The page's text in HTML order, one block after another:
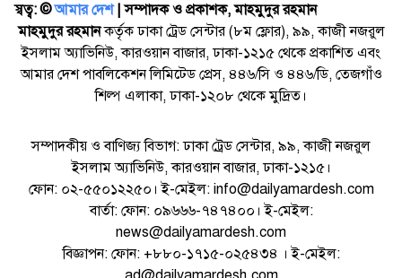
স্বত্ব: ©️আমার দেশ| সম্পাদক ও প্রকাশক, মাহমুদুর রহমান
মাহমুদুর রহমানকর্তৃক ঢাকা ট্রেড সেন্টার (৮ম ফ্লোর), ৯৯, কাজী নজরুল
ইসলাম অ্যাভিনিউ, কারওয়ান বাজার, ঢাকা-১২১৫ থেকে প্রকাশিত এবং
আমার দেশ পাবলিকেশন লিমিটেড প্রেস, ৪৪৬/সি ও ৪৪৬/ডি, তেজগাঁও
শিল্প এলাকা, ঢাকা-১২০৮ থেকে মুদ্রিত।
সম্পাদকীয় ও বাণিজ্য বিভাগ: ঢাকা ট্রেড সেন্টার, ৯৯, কাজী নজরুল
ইসলাম অ্যাভিনিউ, কারওয়ান বাজার, ঢাকা-১২১৫।
ফোন: ০২-৫৫০১২২৫০। ই-মেইল: info@dailyamardesh.com
বার্তা: ফোন: ০৯৬৬৬-৭৪৭৪০০। ই-মেইল:
news@dailyamardesh.com
বিজ্ঞাপন: ফোন: +৮৮০-১৭১৫-০২৫৪৩৪ । ই-মেইল: